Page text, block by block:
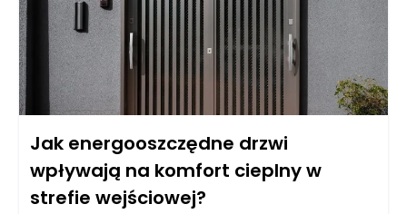
Jak energooszczędne drzwi
wpływają na komfort cieplny w
strefie wejściowej?